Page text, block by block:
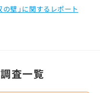
壁」に関するレポート
査一覧